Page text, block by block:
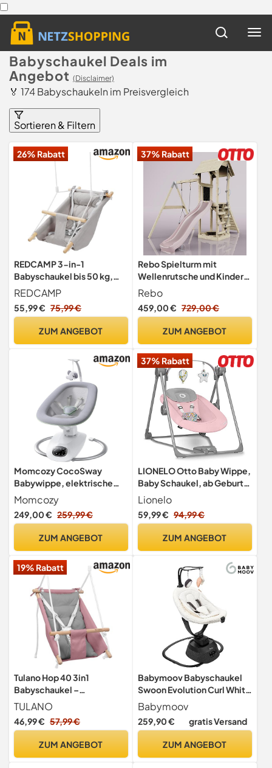
Babyschaukel Deals im
Angebot (Disclaimer)
🏅 174 Babyschaukeln im Preisvergleich
Sortieren & Filtern
26% Rabatt
REDCAMP 3-in-1
Babyschaukel bis 50 kg,
hängend ab 6 Monate, mit
Holzgestell
REDCAMP
55,99 € 75,99 €
ZUM ANGEBOT
37% Rabatt
Rebo Spielturm mit
Wellenrutsche und Kinder-
Schaukel, Outdoor
Klettergerüst
Garten,Altrosa
Rebo
459,00 € 729,00 €
ZUM ANGEBOT
Momcozy CocoSway
Babywippe, elektrische
3D-Motion, 6 Bewegungen
& 4 Stufen, Fernbedienung,
8 Wiegenlieder, ab Geburt
Momcozy
249,00 € 259,99 €
ZUM ANGEBOT
37% Rabatt
LIONELO Otto Baby Wippe,
Baby Schaukel, ab Geburt
bis 9 kg
Lionelo
59,99 € 94,99 €
ZUM ANGEBOT
19% Rabatt
Tulano Hop 40 3in1
Babyschaukel –
Mitwachsend durch Sitz -
6–36 Monate
TULANO
46,99 € 57,99 €
ZUM ANGEBOT
Babymoov Babyschaukel
Swoon Evolution Curl White
- elektrische Babywippe
mit 8
Schaukelbewegungen,
Melodien
Babymoov
259,90 € gratis Versand
ZUM ANGEBOT